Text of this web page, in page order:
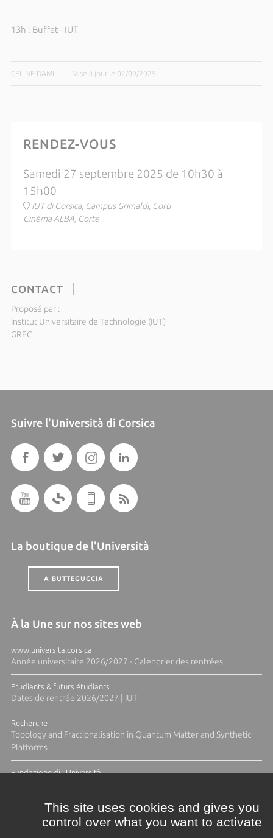
13h : Buffet - IUT
CELINE DAMI Mise à jour le 02/09/2025
RENDEZ-VOUS
Samedi 27 septembre 2025 de 10h30 à
15h00
IUT di Corsica, Campus Grimaldi, Corti
Cinéma ALBA, Corte
CONTACT
Proposé par :
Institut Universitaire de Technologie (IUT)
GREC
Suivre l'Università di Corsica
La boutique de l'Università
A BUTTEGUCCIA
À la Une sur nos sites web
www.universita.corsica
Année universitaire 2026/2027 - Calendrier des rentrées
Etudiants & futurs étudiants
Dates de rentrée 2026/2027 | IUT
Recherche
Topology and Fractionalisation in Quantum Matter and Synthetic
Platforms
Fundazione di l'Università
This site uses cookies and gives you
control over what you want to activate